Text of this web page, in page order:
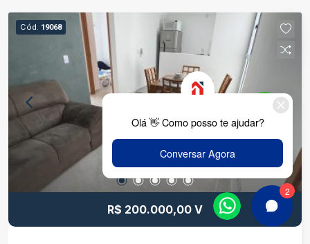
Cód. 19068
R$ 200.000,00 V